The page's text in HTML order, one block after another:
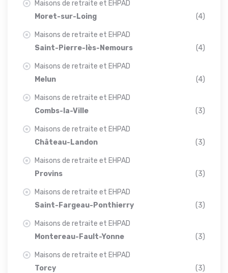
Maisons de retraite et EHPAD
Moret-sur-Loing
(4)
Maisons de retraite et EHPAD
Saint-Pierre-lès-Nemours
(4)
Maisons de retraite et EHPAD
Melun
(4)
Maisons de retraite et EHPAD
Combs-la-Ville
(3)
Maisons de retraite et EHPAD
Château-Landon
(3)
Maisons de retraite et EHPAD
Provins
(3)
Maisons de retraite et EHPAD
Saint-Fargeau-Ponthierry
(3)
Maisons de retraite et EHPAD
Montereau-Fault-Yonne
(3)
Maisons de retraite et EHPAD
Torcy
(3)